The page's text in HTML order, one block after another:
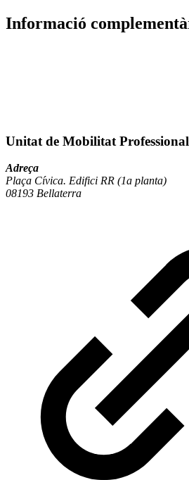
Informació
Unitat de Mobilitat
Adreça
Plaça Cívica. Edifici RR (1a planta)
08193 Bellaterra